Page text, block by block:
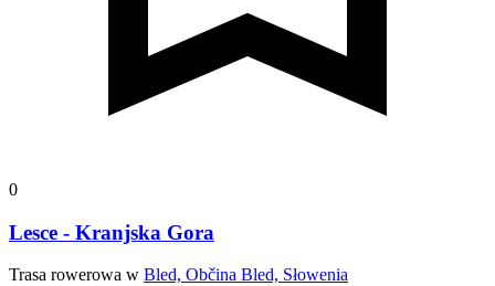
0
Lesce - Kranjska Gora
Trasa rowerowa w Bled, Občina Bled, Słowenia